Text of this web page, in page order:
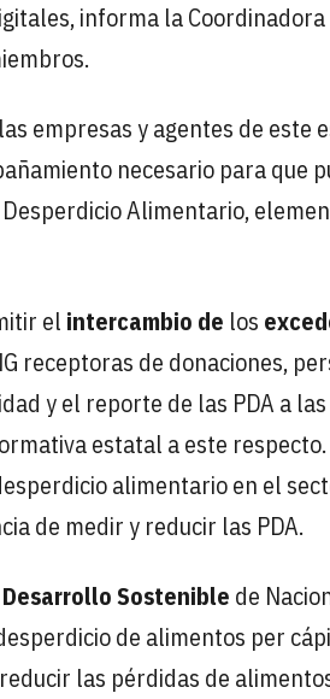
informa la Coordinadora
empresas y agentes de este
necesario para que
Alimentario,
el intercambio de los
receptoras de donaciones,
y el reporte de las PDA a las
estatal a este respecto.
alimentario en el
de medir y reducir las PDA.
Sostenible de
de alimentos per
las pérdidas de